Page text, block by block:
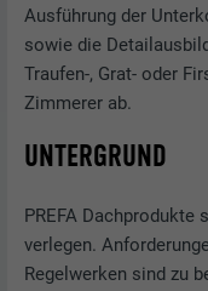
Ausführung der
sowie die
Traufen-, Grat- oder
Zimmerer ab.
UNTERGRUND
PREFA Dachprodukte
verlegen.
Regelwerken sind zu